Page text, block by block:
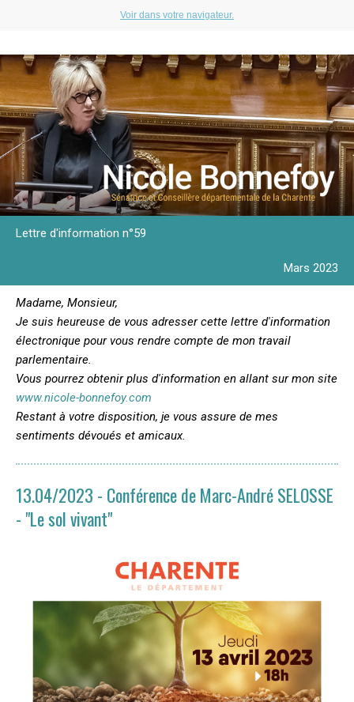
Voir dans votre navigateur.
Lettre d'information n°59
Mars 2023
Madame, Monsieur,
Je suis heureuse de vous adresser cette lettre d'information
électronique pour vous rendre compte de mon travail
parlementaire.
Vous pourrez obtenir plus d'information en allant sur mon site
www.nicole-bonnefoy.com
Restant à votre disposition, je vous assure de mes
sentiments dévoués et amicaux.
13.04/2023 - Conférence de Marc-André SELOSSE
- "Le sol vivant"